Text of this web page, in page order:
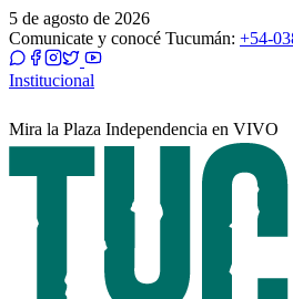
5 de agosto de 2026
Comunicate y conocé Tucumán: +54-
Institucional
Mira la Plaza Independencia en VIVO